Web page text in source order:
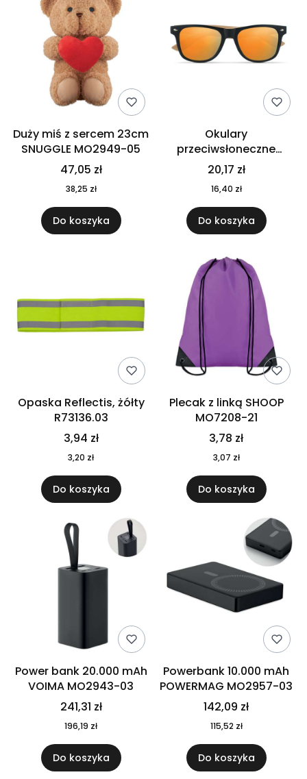
Duży miś z sercem 23cm
SNUGGLE MO2949-05
47,05 zł
38,25 zł
Do koszyka
Okulary
przeciwsłoneczne
CALIFORNIA TOUCH
MO9617-10
20,17 zł
16,40 zł
Do koszyka
Opaska Reflectis, żółty
R73136.03
3,94 zł
3,20 zł
Do koszyka
Plecak z linką SHOOP
MO7208-21
3,78 zł
3,07 zł
Do koszyka
Power bank 20.000 mAh
VOIMA MO2943-03
241,31 zł
196,19 zł
Do koszyka
Powerbank 10.000 mAh
POWERMAG MO2957-03
142,09 zł
115,52 zł
Do koszyka